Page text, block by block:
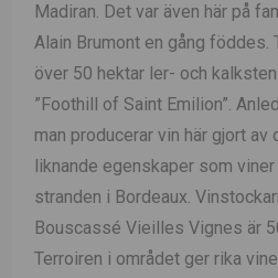
Madiran. Det var även här på
Alain Brumont en gång föddes.
över 50 hektar ler- och
”Foothill of Saint Emilion”.
man producerar vin här gjort av
liknande egenskaper som
stranden i Bordeaux.
Bouscassé Vieilles Vignes är
Terroiren i området ger rika